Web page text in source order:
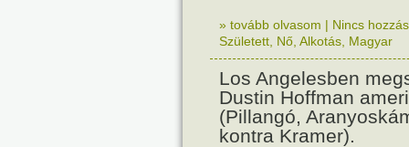
» tovább olvasom | Nincs
Született Nő Alkotás Magyar
Los Angelesben
Dustin Hoffman
(Pillangó,
kontra Kramer).